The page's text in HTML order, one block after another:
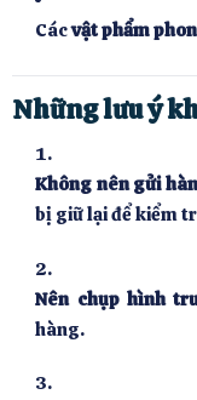
Cácvật phẩm
Những lưu ý
Không nên gửi
bị giữ lại để kiểm
Nên chụp hình
hàng.